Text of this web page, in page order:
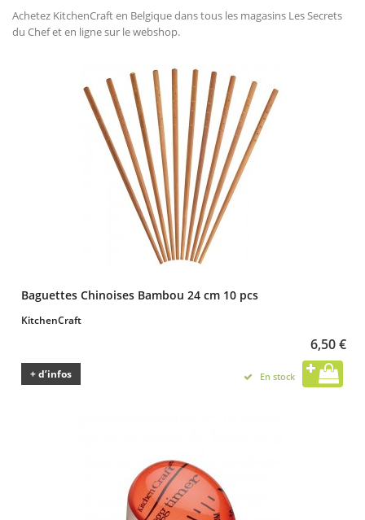
Achetez KitchenCraft en Belgique dans tous les magasins Les Secrets
du Chef et en ligne sur le webshop.
Baguettes Chinoises Bambou 24 cm 10 pcs
KitchenCraft
6,50 €
+ d’infos En stock